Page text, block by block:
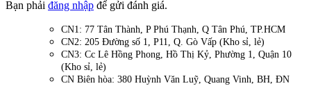
Bạn phải đăng nhập để gửi đánh giá.
CN1: 77 Tân Thành, P Phú Thạnh, Q Tân Phú, TP.HCM
CN2: 205 Đường số 1, P11, Q. Gò Vấp (Kho sỉ, lẻ)
CN3: Cc Lê Hồng Phong, Hồ Thị Kỷ, Phường 1, Quận 10
(Kho sỉ, lẻ)
CN Biên hòa: 380 Huỳnh Văn Luỹ, Quang Vinh, BH, ĐN